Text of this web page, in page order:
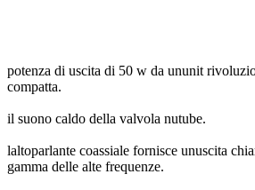
potenza di uscita di 50 w da ununit
compatta.
il suono caldo della valvola nutube.
laltoparlante coassiale fornisce unuscita
gamma delle alte frequenze.